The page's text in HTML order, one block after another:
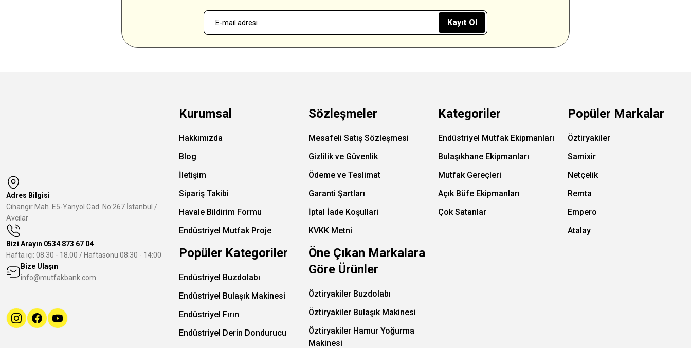
Kayıt Ol
Adres Bilgisi
Cihangir Mah. E5-Yanyol Cad. No:267 İstanbul /
Avcılar
Bizi Arayın 0534 873 67 04
Hafta içi: 08.30 - 18.00 / Haftasonu 08:30 - 14:00
Bize Ulaşın
info@mutfakbank.com
Kurumsal
Hakkımızda
Blog
İletişim
Sipariş Takibi
Havale Bildirim Formu
Endüstriyel Mutfak Proje
Sözleşmeler
Mesafeli Satış Sözleşmesi
Gizlilik ve Güvenlik
Ödeme ve Teslimat
Garanti Şartları
İptal İade Koşullari
KVKK Metni
Kategoriler
Endüstriyel Mutfak Ekipmanları
Bulaşıkhane Ekipmanları
Mutfak Gereçleri
Açık Büfe Ekipmanları
Çok Satanlar
Popüler Markalar
Öztiryakiler
Samixir
Netçelik
Remta
Empero
Atalay
Popüler Kategoriler
Endüstriyel Buzdolabı
Endüstriyel Bulaşık Makinesi
Endüstriyel Fırın
Endüstriyel Derin Dondurucu
Öne Çıkan Markalara
Göre Ürünler
Öztiryakiler Buzdolabı
Öztiryakiler Bulaşık Makinesi
Öztiryakiler Hamur Yoğurma
Makinesi